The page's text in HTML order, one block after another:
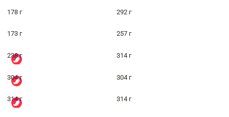
178 г 292 г
173 г 257 г
238 г 314 г
304 г 304 г
314 г 314 г